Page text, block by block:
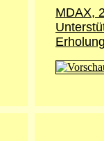
MDAX,